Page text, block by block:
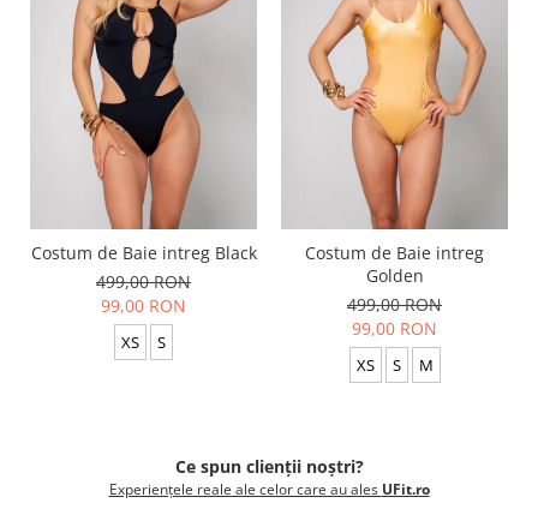
Costum de Baie intreg Black
499,00 RON
99,00 RON
XS S
Costum de Baie intreg
Golden
499,00 RON
99,00 RON
XS S M
Ce spun clienții noștri?
Experiențele reale ale celor care au ales UFit.ro